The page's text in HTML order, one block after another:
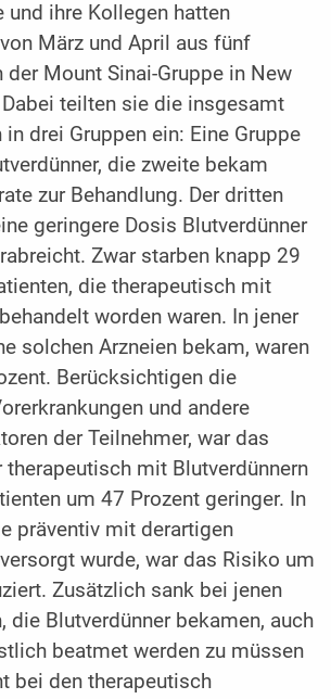
und ihre Kollegen hatten
März und April aus fünf
der Mount Sinai-Gruppe in New
teilten sie die insgesamt
drei Gruppen ein: Eine Gruppe
die zweite bekam
zur Behandlung. Der dritten
geringere Dosis Blutverdünner
Zwar starben knapp 29
die therapeutisch mit
worden waren. In jener
solchen Arzneien bekam, waren
Berücksichtigen die
und andere
der Teilnehmer, war das
mit Blutverdünnern
um 47 Prozent geringer. In
präventiv mit derartigen
wurde, war das Risiko um
Zusätzlich sank bei jenen
die Blutverdünner bekamen, auch
beatmet werden zu müssen
bei den therapeutisch